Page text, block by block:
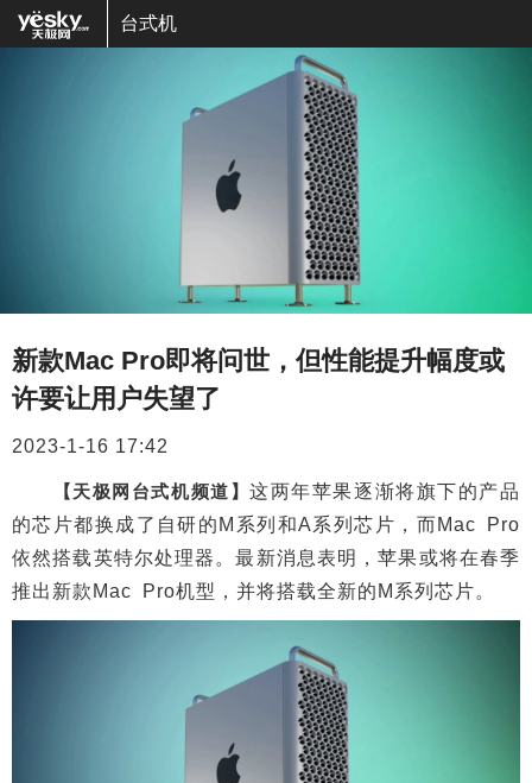
台式机
新款Mac Pro即将问世，但性能提升幅度或
许要让用户失望了
2023-1-16 17:42
【天极网台式机频道】这两年苹果逐渐将旗下的产品
的芯片都换成了自研的M系列和A系列芯片，而Mac Pro
依然搭载英特尔处理器。最新消息表明，苹果或将在春季
推出新款Mac Pro机型，并将搭载全新的M系列芯片。